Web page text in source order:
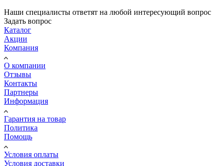
Наши специалисты ответят на любой интересующий вопрос
Задать вопрос
Каталог
Акции
Компания
О компании
Отзывы
Контакты
Партнеры
Информация
Гарантия на товар
Политика
Помощь
Условия оплаты
Условия доставки